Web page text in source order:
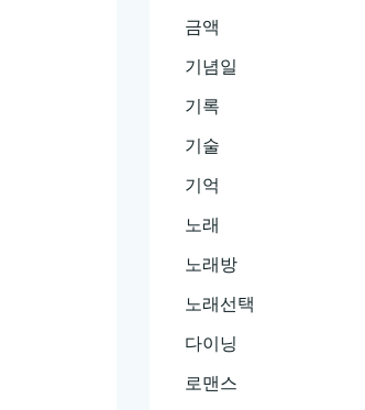
금액
기념일
기록
기술
기억
노래
노래방
노래선택
다이닝
로맨스